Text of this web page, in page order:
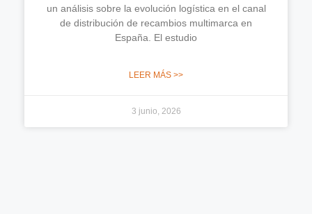
un análisis sobre la evolución logística en el canal
de distribución de recambios multimarca en
España. El estudio
LEER MÁS >>
3 junio, 2026